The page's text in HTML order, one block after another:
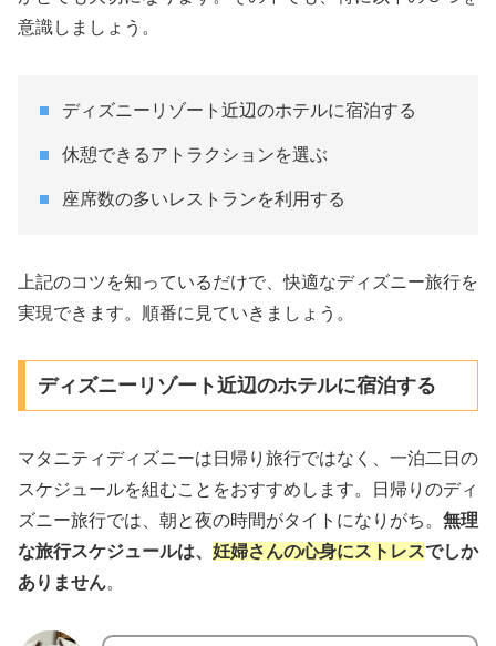
意識しましょう。
ディズニーリゾート近辺のホテルに宿泊する
休憩できるアトラクションを選ぶ
座席数の多いレストランを利用する
上記のコツを知っているだけで、快適なディズニー旅行を
実現できます。順番に見ていきましょう。
ディズニーリゾート近辺のホテルに宿泊する
マタニティディズニーは日帰り旅行ではなく、一泊二日の
スケジュールを組むことをおすすめします。日帰りのディ
ズニー旅行では、朝と夜の時間がタイトになりがち。 無理
な旅行スケジュールは、 妊婦さんの心身にストレスでしか
ありません。